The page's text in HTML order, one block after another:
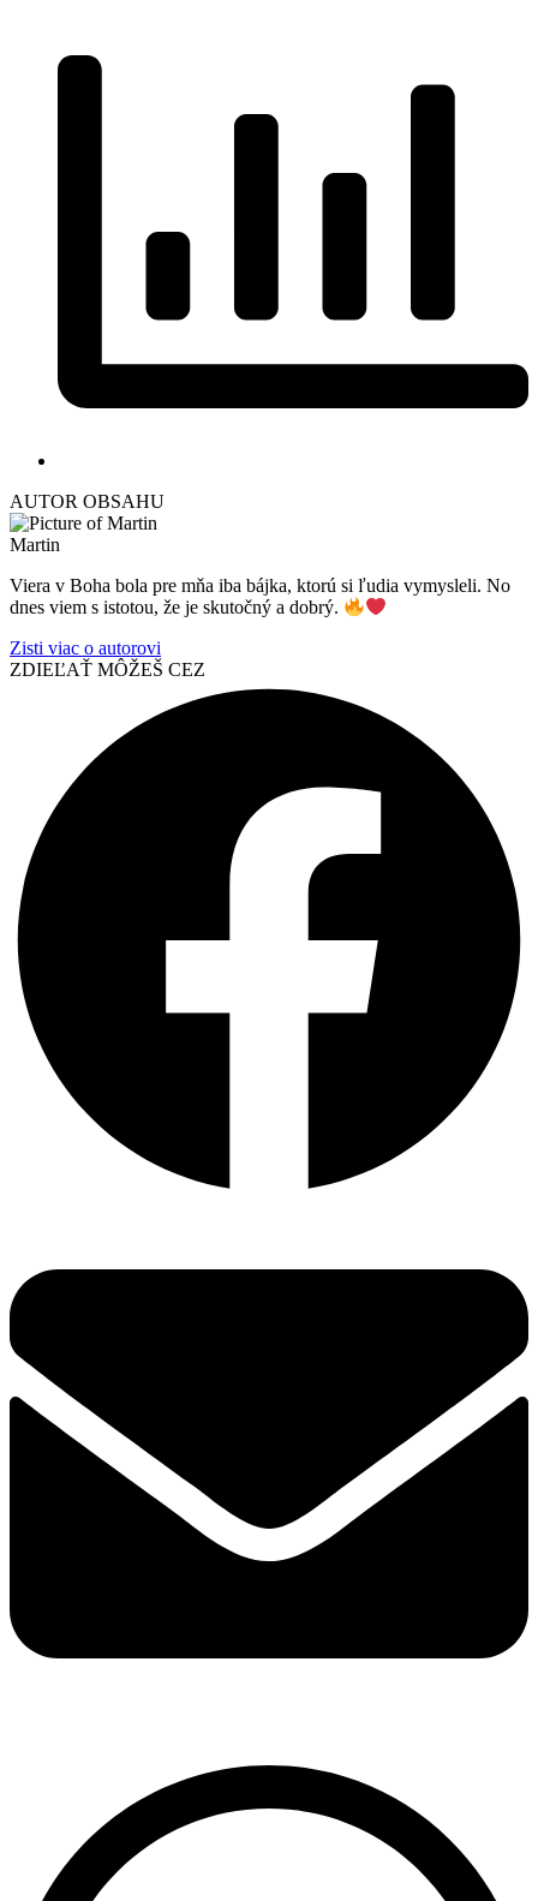
AUTOR OBSAHU
Martin
Viera v Boha bola pre mňa iba bájka, ktorú si ľudia vymysleli. No
dnes viem s istotou, že je skutočný a dobrý.
Zisti viac o autorovi
ZDIEĽAŤ MÔŽEŠ CEZ